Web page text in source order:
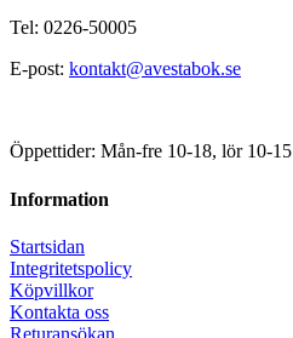
Tel: 0226-50005
E-post: kontakt@avestabok.se
Öppettider: Mån-fre 10-18, lör 10-15
Information
Startsidan
Integritetspolicy
Köpvillkor
Kontakta oss
Returansökan